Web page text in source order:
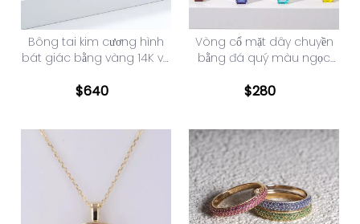
Bông tai kim cương hình
bát giác bằng vàng 14K và
$640
Vòng cổ mặt dây chuyền
bằng đá quý màu ngọc
$280